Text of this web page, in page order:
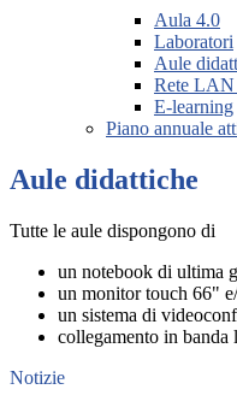
Aula 4.0
Laboratori
Aule
Rete
E-learning
Piano annuale
Aule didattiche
Tutte le aule dispongono di
un notebook di ultima
un monitor touch 66"
un sistema di
collegamento in banda
Notizie